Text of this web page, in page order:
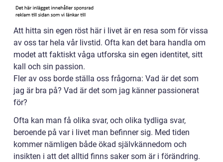
Att hitta sin egen röst här i livet är en resa som för vissa
av oss tar hela vår livstid. Ofta kan det bara handla om
modet att faktiskt våga utforska sin egen identitet, sitt
kall och sin passion.
Fler av oss borde ställa oss frågorna: Vad är det som
jag är bra på? Vad är det som jag känner passionerat
för?
Ofta kan man få olika svar, och olika tydliga svar,
beroende på var i livet man befinner sig. Med tiden
kommer nämligen både ökad självkännedom och
insikten i att det alltid finns saker som är i förändring.